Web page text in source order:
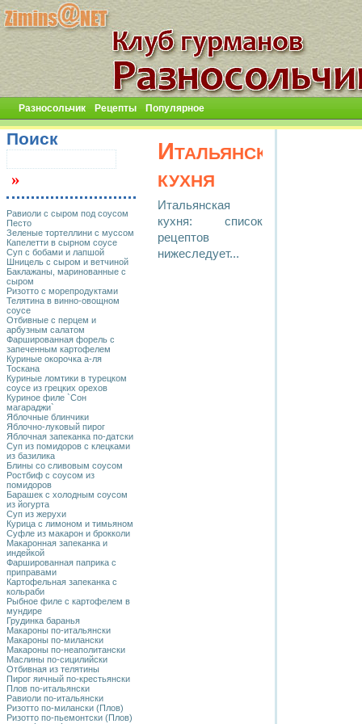
Разносольчик Рецепты Популярное
Итальянская
кухня
Итальянская
кухня: список
рецептов
нижеследует...
Поиск
Равиоли с сыром под соусом
Песто
Зеленые тортеллини с муссом
Капелетти в сырном соусе
Суп с бобами и лапшой
Шницель с сыром и ветчиной
Баклажаны, маринованные с
сыром
Ризотто с морепродуктами
Телятина в винно-овощном
соусе
Отбивные с перцем и
арбузным салатом
Фаршированная форель с
запеченным картофелем
Куриные окорочка а-ля
Тоскана
Куриные ломтики в турецком
соусе из грецких орехов
Куриное филе `Сон
магараджи`
Яблочные блинчики
Яблочно-луковый пирог
Яблочная запеканка по-датски
Суп из помидоров с клецками
из базилика
Блины со сливовым соусом
Ростбиф с соусом из
помидоров
Барашек с холодным соусом
из йогурта
Суп из жерухи
Курица с лимоном и тимьяном
Суфле из макарон и брокколи
Макаронная запеканка и
индейкой
Фаршированная паприка с
приправами
Картофельная запеканка с
кольраби
Рыбное филе с картофелем в
мундире
Грудинка баранья
Макароны по-итальянски
Макароны по-милански
Макароны по-неаполитански
Маслины по-сицилийски
Отбивная из телятины
Пирог яичный по-крестьянски
Плов по-итальянски
Равиоли по-итальянски
Ризотто по-милански (Плов)
Ризотто по-пьемонтски (Плов)